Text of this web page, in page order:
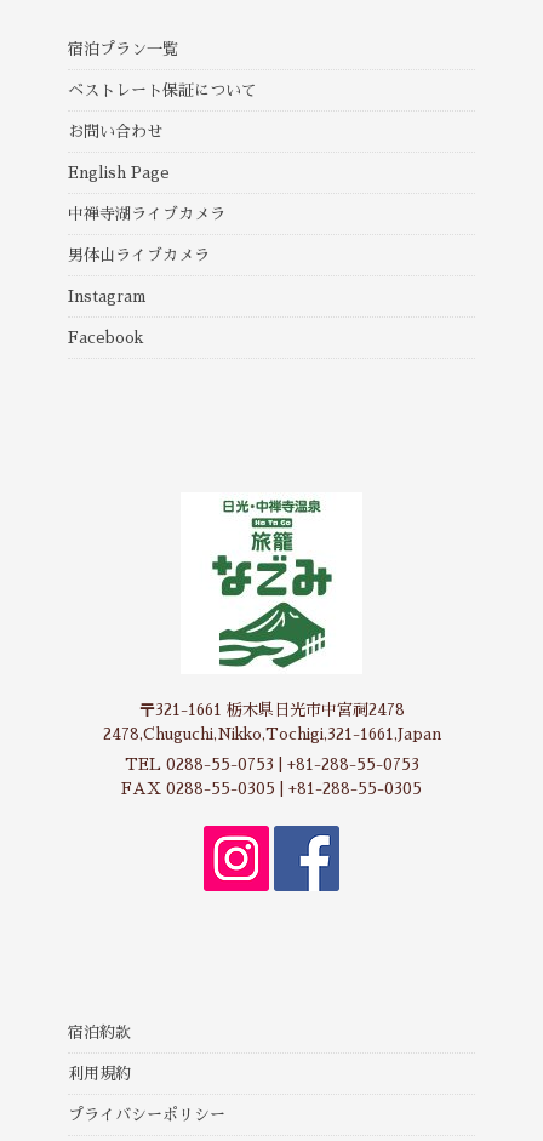
宿泊プラン一覧
ベストレート保証について
お問い合わせ
English Page
中禅寺湖ライブカメラ
男体山ライブカメラ
Instagram
Facebook
〒321-1661 栃木県日光市中宮祠2478
2478,Chuguchi,Nikko,Tochigi,321-1661,Japan
TEL 0288-55-0753 | +81-288-55-0753
FAX 0288-55-0305 | +81-288-55-0305
宿泊約款
利用規約
プライバシーポリシー